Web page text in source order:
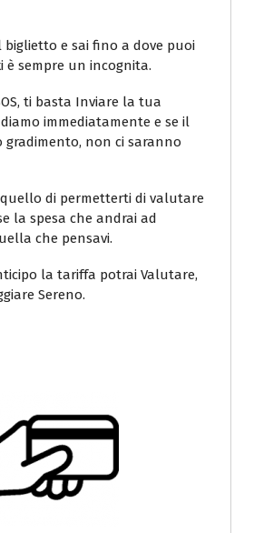
biglietto e sai fino a dove puoi
è sempre un incognita.
ti basta Inviare la tua
immediatamente e se il
gradimento, non ci saranno
di permetterti di valutare
la spesa che andrai ad
che pensavi.
la tariffa potrai Valutare,
Sereno.